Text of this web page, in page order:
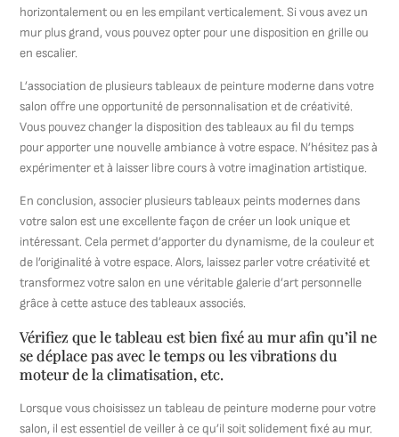
horizontalement ou en les empilant verticalement. Si vous avez un
mur plus grand, vous pouvez opter pour une disposition en grille ou
en escalier.
L’association de plusieurs tableaux de peinture moderne dans votre
salon offre une opportunité de personnalisation et de créativité.
Vous pouvez changer la disposition des tableaux au fil du temps
pour apporter une nouvelle ambiance à votre espace. N’hésitez pas à
expérimenter et à laisser libre cours à votre imagination artistique.
En conclusion, associer plusieurs tableaux peints modernes dans
votre salon est une excellente façon de créer un look unique et
intéressant. Cela permet d’apporter du dynamisme, de la couleur et
de l’originalité à votre espace. Alors, laissez parler votre créativité et
transformez votre salon en une véritable galerie d’art personnelle
grâce à cette astuce des tableaux associés.
Vérifiez que le tableau est bien fixé au mur afin qu’il ne
se déplace pas avec le temps ou les vibrations du
moteur de la climatisation, etc.
Lorsque vous choisissez un tableau de peinture moderne pour votre
salon, il est essentiel de veiller à ce qu’il soit solidement fixé au mur.